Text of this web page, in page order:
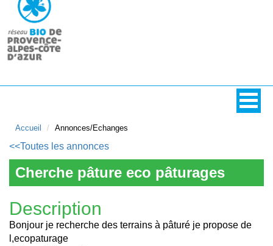
Accueil Annonces/Echanges
<<Toutes les annonces
Cherche pâture eco pâturages
Description
Bonjour je recherche des terrains à pâturé je propose de
l,ecopaturage